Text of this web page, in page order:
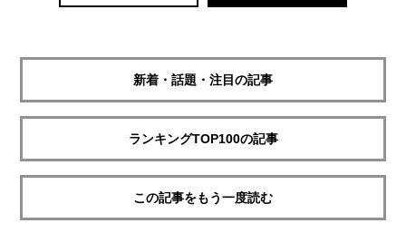
新着・話題・注目の記事
ランキングTOP100の記事
この記事をもう一度読む